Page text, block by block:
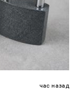
час назад